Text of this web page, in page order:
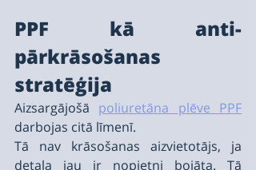
PPF kā anti-
pārkrāsošanas
stratēģija
Aizsargājošā poliuretāna plēve PPF
darbojas citā līmenī.
Tā nav krāsošanas aizvietotājs, ja
detaļa jau ir nopietni bojāta. Tā